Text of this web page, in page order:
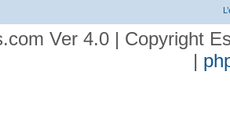
Ver 4.0 | Copyright
|